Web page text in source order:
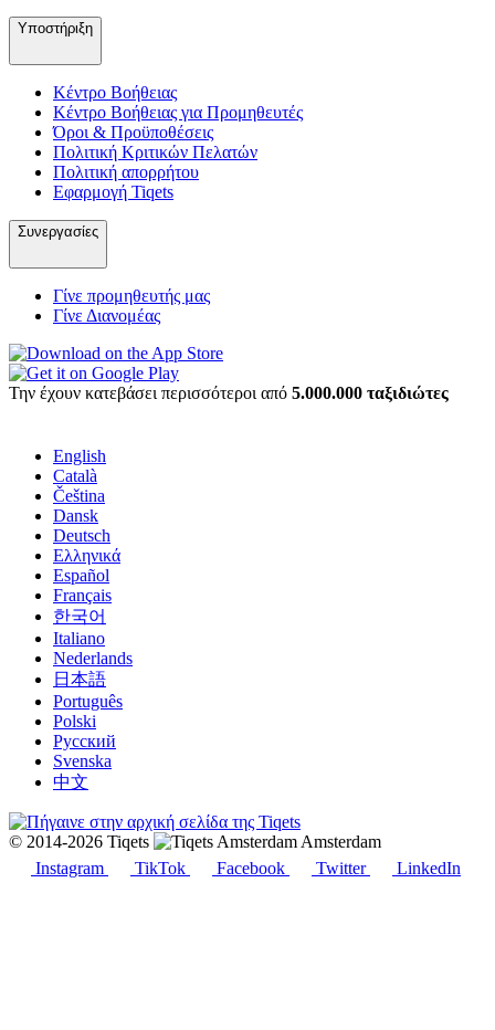
Υποστήριξη
Κέντρο Βοήθειας
Κέντρο Βοήθειας για Προμηθευτές
Όροι & Προϋποθέσεις
Πολιτική Κριτικών Πελατών
Πολιτική απορρήτου
Εφαρμογή Tiqets
Συνεργασίες
Γίνε προμηθευτής μας
Γίνε Διανομέας
Την έχουν κατεβάσει περισσότεροι από 5.000.000 ταξιδιώτες
English
Català
Čeština
Dansk
Deutsch
Ελληνικά
Español
Français
한국어
Italiano
Nederlands
日本語
Português
Polski
Русский
Svenska
中文
© 2014-2026 Tiqets
Amsterdam
Instagram
TikTok Facebook Twitter LinkedIn